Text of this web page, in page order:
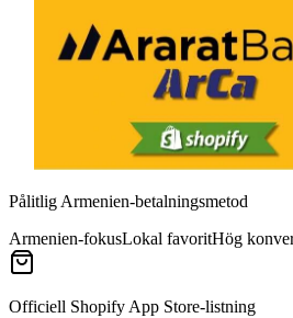
Pålitlig Armenien-betalningsmetod
Armenien-fokusLokal favoritHög
Officiell Shopify App Store-listning